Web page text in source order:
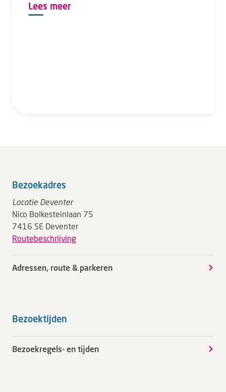
Lees meer
Bezoekadres
Locatie Deventer
Nico Bolkesteinlaan 75
7416 SE Deventer
Routebeschrijving
Adressen, route & parkeren
Bezoektijden
Bezoekregels- en tijden